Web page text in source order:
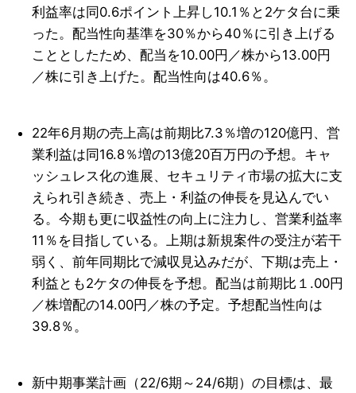
利益率は同0.6ポイント上昇し10.1％と2ケタ台に乗
った。配当性向基準を30％から40％に引き上げる
こととしたため、配当を10.00円／株から13.00円
／株に引き上げた。配当性向は40.6％。
22年6月期の売上高は前期比7.3％増の120億円、営
業利益は同16.8％増の13億20百万円の予想。キャ
ッシュレス化の進展、セキュリティ市場の拡大に支
えられ引き続き、売上・利益の伸長を見込んでい
る。今期も更に収益性の向上に注力し、営業利益率
11％を目指している。上期は新規案件の受注が若干
弱く、前年同期比で減収見込みだが、下期は売上・
利益とも2ケタの伸長を予想。配当は前期比１.00円
／株増配の14.00円／株の予定。予想配当性向は
39.8％。
新中期事業計画（22/6期～24/6期）の目標は、最